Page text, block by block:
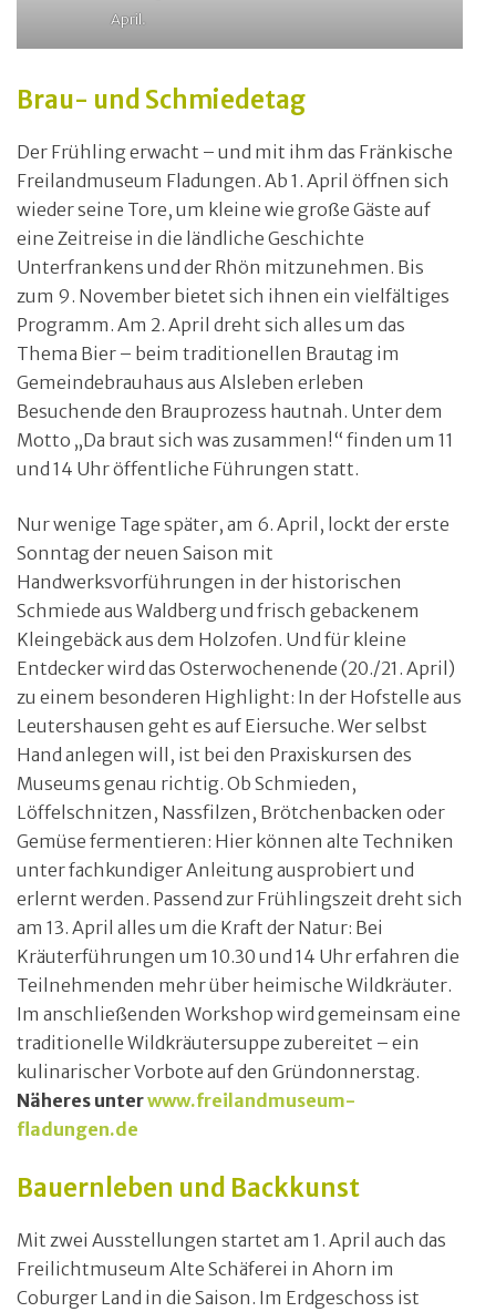
April.
Brau- und Schmiedetag
Der Frühling erwacht – und mit ihm das Fränkische
Freilandmuseum Fladungen. Ab 1. April öffnen sich
wieder seine Tore, um kleine wie große Gäste auf
eine Zeitreise in die ländliche Geschichte
Unterfrankens und der Rhön mitzunehmen. Bis
zum 9. November bietet sich ihnen ein vielfältiges
Programm. Am 2. April dreht sich alles um das
Thema Bier – beim traditionellen Brautag im
Gemeindebrauhaus aus Alsleben erleben
Besuchende den Brauprozess hautnah. Unter dem
Motto „Da braut sich was zusammen!“ finden um 11
und 14 Uhr öffentliche Führungen statt.
Nur wenige Tage später, am 6. April, lockt der erste
Sonntag der neuen Saison mit
Handwerksvorführungen in der historischen
Schmiede aus Waldberg und frisch gebackenem
Kleingebäck aus dem Holzofen. Und für kleine
Entdecker wird das Osterwochenende (20./21. April)
zu einem besonderen Highlight: In der Hofstelle aus
Leutershausen geht es auf Eiersuche. Wer selbst
Hand anlegen will, ist bei den Praxiskursen des
Museums genau richtig. Ob Schmieden,
Löffelschnitzen, Nassfilzen, Brötchenbacken oder
Gemüse fermentieren: Hier können alte Techniken
unter fachkundiger Anleitung ausprobiert und
erlernt werden. Passend zur Frühlingszeit dreht sich
am 13. April alles um die Kraft der Natur: Bei
Kräuterführungen um 10.30 und 14 Uhr erfahren die
Teilnehmenden mehr über heimische Wildkräuter.
Im anschließenden Workshop wird gemeinsam eine
traditionelle Wildkräutersuppe zubereitet – ein
kulinarischer Vorbote auf den Gründonnerstag.
Näheres unterwww.freilandmuseum-
fladungen.de
Bauernleben und Backkunst
Mit zwei Ausstellungen startet am 1. April auch das
Freilichtmuseum Alte Schäferei in Ahorn im
Coburger Land in die Saison. Im Erdgeschoss ist